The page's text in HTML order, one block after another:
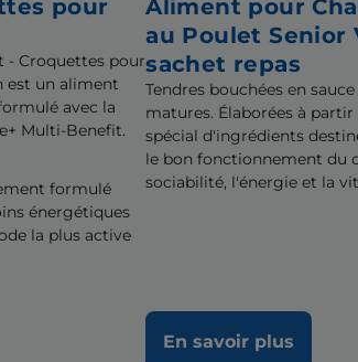
pour
- Croquettes pour
est un aliment
avec la
Multi-Benefit.
formulé
énergétiques
la plus active
Aliment pour
au Poulet Senior
sachet repas
Tendres bouchées en
matures. Élaborées à
spécial d'ingrédients
le bon fonctionnement du
sociabilité, l'énergie et la
En savoir plus